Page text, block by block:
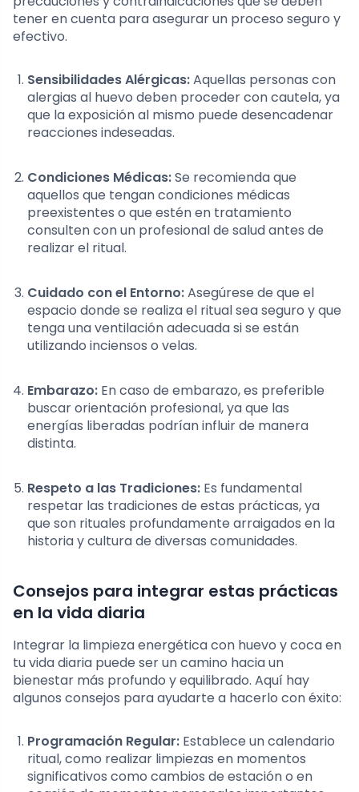
tener en cuenta para asegurar un proceso seguro y
efectivo.
Sensibilidades Alérgicas:Aquellas personas con
alergias al huevo deben proceder con cautela, ya
que la exposición al mismo puede desencadenar
reacciones indeseadas.
Condiciones Médicas:Se recomienda que
aquellos que tengan condiciones médicas
preexistentes o que estén en tratamiento
consulten con un profesional de salud antes de
realizar el ritual.
Cuidado con el Entorno:Asegúrese de que el
espacio donde se realiza el ritual sea seguro y que
tenga una ventilación adecuada si se están
utilizando inciensos o velas.
Embarazo: En caso de embarazo, es preferible
buscar orientación profesional, ya que las
energías liberadas podrían influir de manera
distinta.
Respeto a las Tradiciones: Es fundamental
respetar las tradiciones de estas prácticas, ya
que son rituales profundamente arraigados en la
historia y cultura de diversas comunidades.
Consejos para integrar estas prácticas
en la vida diaria
Integrar la limpieza energética con huevo y coca en
tu vida diaria puede ser un camino hacia un
bienestar más profundo y equilibrado. Aquí hay
algunos consejos para ayudarte a hacerlo con éxito:
Programación Regular: Establece un calendario
ritual, como realizar limpiezas en momentos
significativos como cambios de estación o en